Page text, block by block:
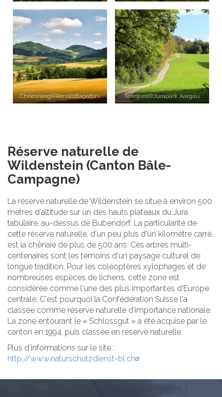
Chriesiweg©RenatoBagattini Tafeljura©Jurapark Aargau
Réserve naturelle de
Wildenstein (Canton Bâle-
Campagne)
La réserve naturelle de Wildenstein se situe à environ 500
mètres d'altitude sur un des hauts plateaux du Jura
tabulaire, au-dessus de Bubendorf. La particularité de
cette réserve naturelle, d'un peu plus d'un kilomètre carré,
est la chênaie de plus de 500 ans. Ces arbres multi-
centenaires sont les témoins d'un paysage culturel de
longue tradition. Pour les coléoptères xylophages et de
nombreuses espèces de lichens, cette zone est
considérée comme l'une des plus importantes d'Europe
centrale. C'est pourquoi la Confédération Suisse l'a
classée comme réserve naturelle d'importance nationale.
La zone entourant le « Schlossgut » a été acquise par le
canton en 1994, puis classée en réserve naturelle.
Plus d’informations sur le site :
http://www.naturschutzdienst-bl.ch